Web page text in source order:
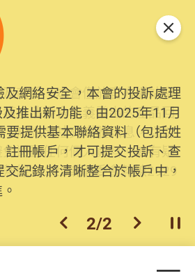
網絡安全，本會的投訴處理
推出新功能。由2025年11月
要提供基本聯絡資料（包括姓
冊帳戶，才可提交投訴、查
紀錄將清晰整合於帳戶中，
上一個
2/2 下一個開
關閉